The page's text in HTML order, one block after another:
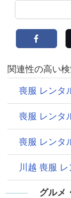
グルメ